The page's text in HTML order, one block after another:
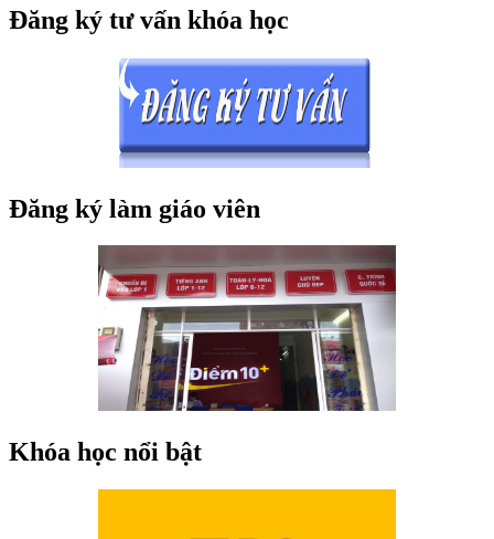
Đăng ký tư vấn khóa học
Đăng ký làm giáo viên
Khóa học nổi bật